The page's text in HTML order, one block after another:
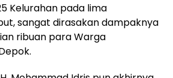
Kelurahan pada lima
sangat dirasakan dampaknya
ribuan para Warga